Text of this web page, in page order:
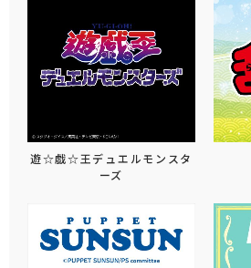
遊☆戯☆王デュエルモンスタ
ーズ